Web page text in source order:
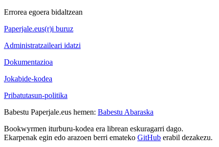
Errorea egoera bidaltzean
Paperjale.eus(r)i buruz
Administratzaileari idatzi
Dokumentazioa
Jokabide-kodea
Pribatutasun-politika
Babestu Paperjale.eus hemen: Babestu Abaraska
Bookwyrmen iturburu-kodea era librean eskuragarri dago.
Ekarpenak egin edo arazoen berri emateko GitHub erabil dezakezu.